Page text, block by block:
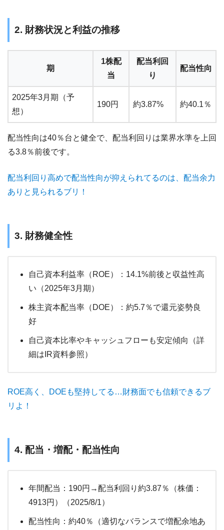
2. 財務状況と利益の推移
期
1株配
当
配当利回
り
配当性向
2025年3月期（予
想）
190円 約3.87% 約40.1％
配当性向は40％台と健全で、配当利回りは業界水準を上回
る3.8％前後です。
配当利回り高めで配当性向が抑えられてるのは、配当余力
ありと見られるブリ！
3. 財務健全性
自己資本利益率（ROE）：14.1%前後と収益性高
い（2025年3月期）
株主資本配当率（DOE）：約5.7％で還元姿勢良
好
自己資本比率やキャッシュフローも安定傾向（詳
細はIR資料参照）
ROE高く、DOEも堅持してる…財務面でも信頼できるブ
リよ！
4. 配当・増配・配当性向
年間配当：190円→配当利回り約3.87％（株価：
4913円）（2025/8/1）
配当性向：約40％（適切なバランスで増配余地あ